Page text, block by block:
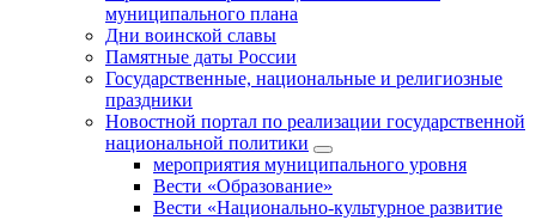
муниципального плана
Дни воинской славы
Памятные даты России
Государственные, национальные и религиозные
праздники
Новостной портал по реализации государственной
национальной политики
мероприятия муниципального уровня
Вести «Образование»
Вести «Национально-культурное развитие